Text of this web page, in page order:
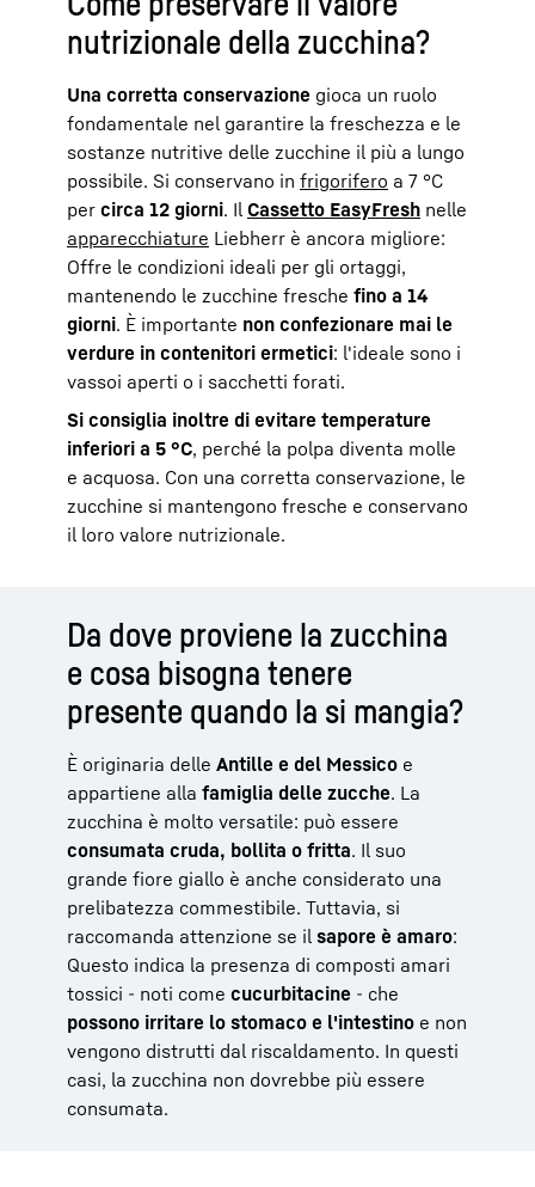
nutrizionale della zucchina?
Una corretta conservazione gioca un ruolo
fondamentale nel garantire la freschezza e le
sostanze nutritive delle zucchine il più a lungo
possibile. Si conservano in frigorifero a 7 °C
per circa 12 giorni. Il Cassetto EasyFresh nelle
apparecchiature Liebherr è ancora migliore:
Offre le condizioni ideali per gli ortaggi,
mantenendo le zucchine fresche fino a 14
giorni. È importante non confezionare mai le
verdure in contenitori ermetici: l'ideale sono i
vassoi aperti o i sacchetti forati.
Si consiglia inoltre di evitare temperature
inferiori a 5 °C, perché la polpa diventa molle
e acquosa. Con una corretta conservazione, le
zucchine si mantengono fresche e conservano
il loro valore nutrizionale.
Da dove proviene la zucchina
e cosa bisogna tenere
presente quando la si mangia?
È originaria delle Antille e del Messico e
appartiene alla famiglia delle zucche. La
zucchina è molto versatile: può essere
consumata cruda, bollita o fritta. Il suo
grande fiore giallo è anche considerato una
prelibatezza commestibile. Tuttavia, si
raccomanda attenzione se il sapore è amaro:
Questo indica la presenza di composti amari
tossici - noti come cucurbitacine - che
possono irritare lo stomaco e l'intestino e non
vengono distrutti dal riscaldamento. In questi
casi, la zucchina non dovrebbe più essere
consumata.